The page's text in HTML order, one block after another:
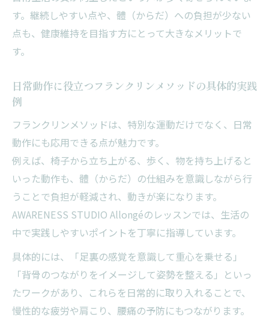
イメジェリーが心と體（からだ）に与える
ポジティブな変化
健康維持に役立つマインドセットのポイン
ト
す。継続しやすい点や、體（からだ）への負担が少ない
点も、健康維持を目指す方にとって大きなメリットで
す。
日常動作に役立つフランクリンメソッドの具体的実践
例
フランクリンメソッドは、特別な運動だけでなく、日常
動作にも応用できる点が魅力です。
例えば、椅子から立ち上がる、歩く、物を持ち上げると
いった動作も、體（からだ）の仕組みを意識しながら行
うことで負担が軽減され、動きが楽になります。
AWARENESS STUDIO Allongéのレッスンでは、生活の
中で実践しやすいポイントを丁寧に指導しています。
具体的には、「足裏の感覚を意識して重心を乗せる」
「背骨のつながりをイメージして姿勢を整える」といっ
たワークがあり、これらを日常的に取り入れることで、
慢性的な疲労や肩こり、腰痛の予防にもつながります。